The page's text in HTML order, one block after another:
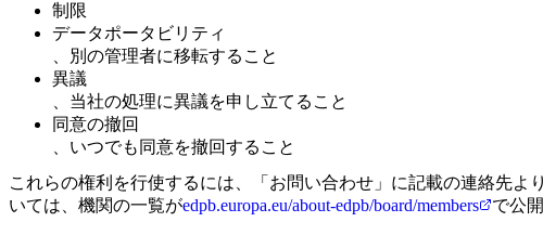
制限
データポータビリティ
、別の管理者に移転すること
異議
、当社の処理に異議を申し立てること
同意の撤回
、いつでも同意を撤回すること
これらの権利を行使するには、「お問い合わせ」に記載の連絡先
いては、機関の一覧がedpb.europa.eu/about-edpb/board/members で公